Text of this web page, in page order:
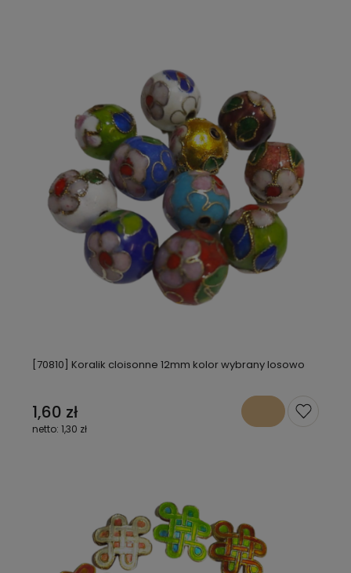
[70810] Koralik cloisonne 12mm kolor wybrany losowo
1,60 zł
1,30 zł